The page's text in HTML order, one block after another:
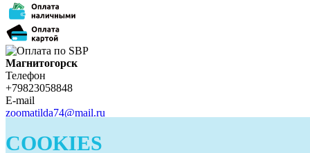
Магнитогорск
Телефон
+79823058848
E-mail
zoomatilda74@mail.ru
Телефон
+79823058848
COOKIES